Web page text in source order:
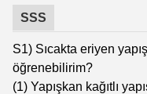
SSS
S1) Sıcakta eriyen
öğrenebilirim?
(1) Yapışkan kağıtlı